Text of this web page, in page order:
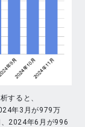
すると、
年3月が979万
2024年6月が996